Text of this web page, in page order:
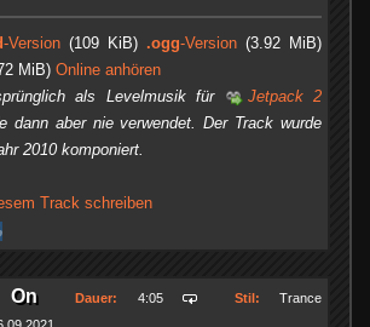
-Version (109 KiB) .ogg-Version (3.92 MiB)
MiB) Online anhören
als Levelmusik für
Jetpack 2
dann aber nie verwendet. Der Track wurde
2010 komponiert.
Track schreiben
On Dauer: 4:05 Stil: Trance